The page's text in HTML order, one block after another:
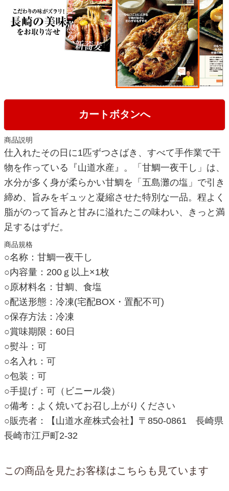
カートボタンへ
商品説明
仕入れたその日に1匹ずつさばき、すべて手作業で干
物を作っている『山道水産』。「甘鯛一夜干し」は、
水分が多く身が柔らかい甘鯛を「五島灘の塩」で引き
締め、旨みをギュッと凝縮させた特別な一品。程よく
脂がのって旨みと甘みに溢れたこの味わい、きっと満
足するはずだ。
商品規格
○名称：甘鯛一夜干し
○内容量：200ｇ以上×1枚
○原材料名：甘鯛、食塩
○配送形態：冷凍(宅配BOX・置配不可)
○保存方法：冷凍
○賞味期限：60日
○熨斗：可
○名入れ：可
○包装：可
○手提げ：可（ビニール袋）
○備考：よく焼いてお召し上がりください
○販売者：【山道水産株式会社】〒850-0861 長崎県
長崎市江戸町2-32
この商品を見たお客様はこちらも見ています